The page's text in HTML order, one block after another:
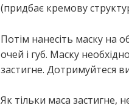
(придбає кремову
Потім нанесіть маску на
очей і губ. Маску
застигне. Дотримуйтеся
Як тільки маса застигне,